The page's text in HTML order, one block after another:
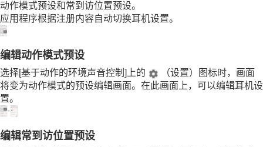
动作模式预设和常到访位置预设。
应用程序根据注册内容自动切换耳机设置。
编辑动作模式预设
选择[ 基于动作的环境声音控制 ]上的
（设置）图标时，画面
将变为动作模式的预设编辑画面。在此画面上，可以编辑耳机设
置。
编辑常到访位置预设